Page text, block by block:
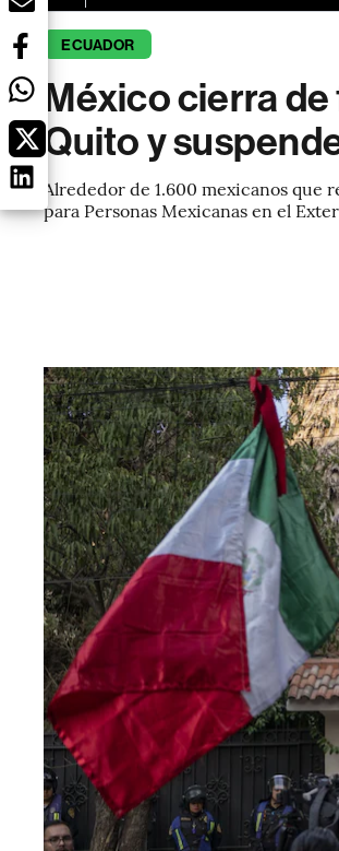
ECUADOR
México cierra
Quito y
Alrededor de 1.600 mexicanos que
para Personas Mexicanas en el